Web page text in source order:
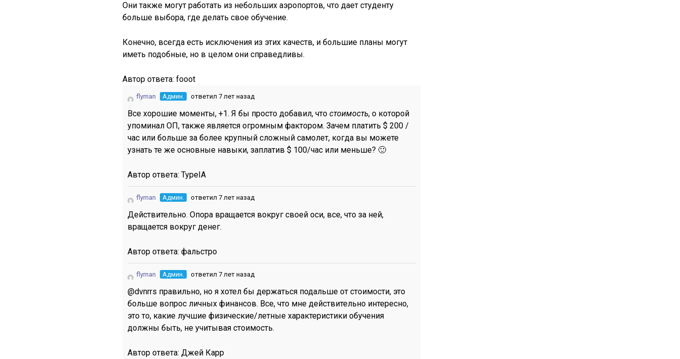
Они также могут работать из небольших аэропортов, что дает студенту
больше выбора, где делать свое обучение.
Конечно, всегда есть исключения из этих качеств, и большие планы могут
иметь подобные, но в целом они справедливы.
Автор ответа: fooot
flyman Админ. ответил 7 лет назад
Все хорошие моменты, +1. Я бы просто добавил, что стоимость, о которой
упоминал ОП, также является огромным фактором. Зачем платить $ 200 /
час или больше за более крупный сложный самолет, когда вы можете
узнать те же основные навыки, заплатив $ 100/час или меньше? 🙂
Автор ответа: TypeIA
flyman Админ. ответил 7 лет назад
Действительно. Опора вращается вокруг своей оси, все, что за ней,
вращается вокруг денег.
Автор ответа: фальстро
flyman Админ. ответил 7 лет назад
@dvnrrs правильно, но я хотел бы держаться подальше от стоимости, это
больше вопрос личных финансов. Все, что мне действительно интересно,
это то, какие лучшие физические/летные характеристики обучения
должны быть, не учитывая стоимость.
Автор ответа: Джей Карр